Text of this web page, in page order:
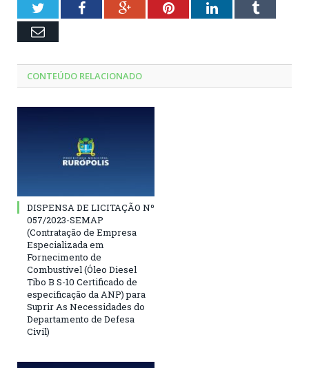
TwitterFacebookGoogle+PinterestLinkedInTumblr
Email
CONTEÚDO RELACIONADO
DISPENSA DE LICITAÇÃO Nº
057/2023-SEMAP
(Contratação de Empresa
Especializada em
Fornecimento de
Combustível (Óleo Diesel
Tibo B S-10 Certificado de
especificação da ANP) para
Suprir As Necessidades do
Departamento de Defesa
Civil)